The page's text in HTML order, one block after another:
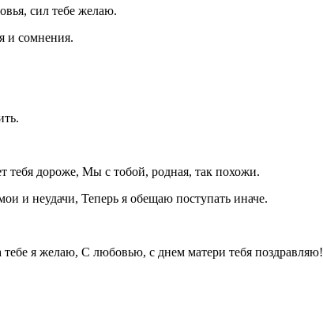
сил тебе желаю.
и сомнения.
тебя дороже, Мы с тобой, родная, так похожи.
и неудачи, Теперь я обещаю поступать иначе.
я желаю, С любовью, с днем матери тебя поздравляю!